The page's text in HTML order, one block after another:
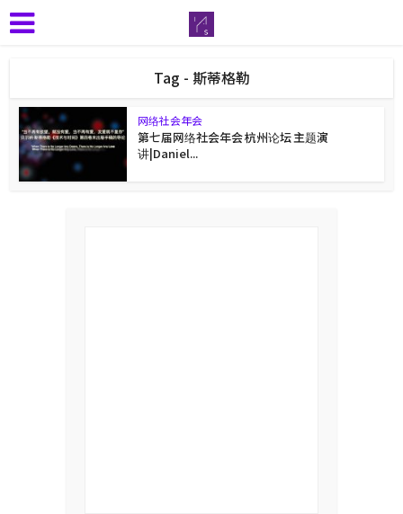
Tag - 斯蒂格勒
网络社会年会
第七届网络社会年会 杭州论坛 主题演
讲|Daniel...